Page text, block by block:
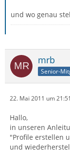
und wo genau
mrb
Senior-
22. Mai 2011 um 21:51
Hallo,
in unseren
"Profile erstellen
und